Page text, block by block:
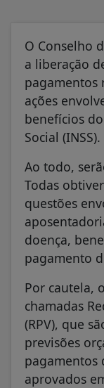
O Conselho
a liberação
pagamentos
ações
benefícios
Social (INSS).
Ao todo,
Todas
questões
doença,
pagamento
Por cautela,
chamadas
(RPV), que
previsões
pagamentos
aprovados